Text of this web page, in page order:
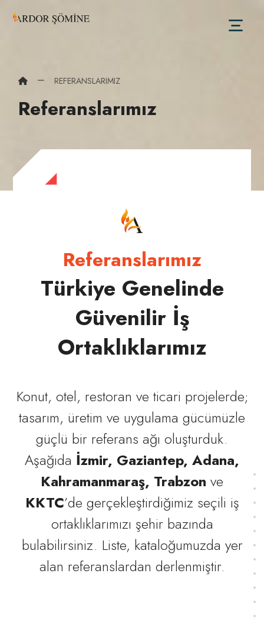
REFERANSLARIMIZ
Referanslarımız
Referanslarımız
Türkiye Genelinde
Güvenilir İş
Ortaklıklarımız
Konut, otel, restoran ve ticari projelerde;
tasarım, üretim ve uygulama gücümüzle
güçlü bir referans ağı oluşturduk.
Aşağıda İzmir, Gaziantep, Adana,
Kahramanmaraş, Trabzon ve
KKTC’de gerçekleştirdiğimiz seçili iş
ortaklıklarımızı şehir bazında
bulabilirsiniz. Liste, kataloğumuzda yer
alan referanslardan derlenmiştir.